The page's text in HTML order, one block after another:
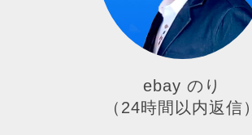
ebay のり
（24時間以内返信）